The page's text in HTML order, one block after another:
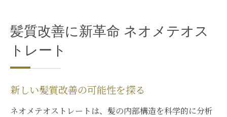
髪質改善に新革命 ネオメテオス
トレート
新しい髪質改善の可能性を探る
ネオメテオストレートは、髪の内部構造を科学的に分析